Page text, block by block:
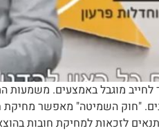
-הפטר לחייב מוגבל באמצעים.
בצו התשלומים משך תקופה של לפחות 3
לזכאות למחיקת חובות